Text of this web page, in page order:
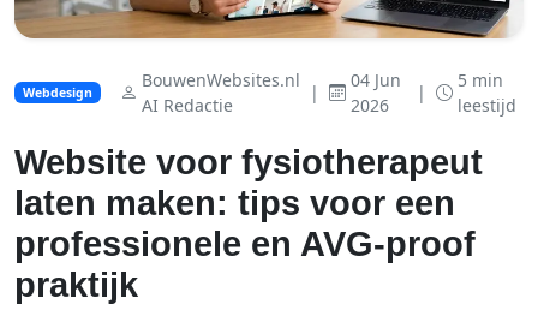
Webdesign
BouwenWebsites.nl
AI Redactie
|
04 Jun
2026
|
5 min
leestijd
Website voor fysiotherapeut
laten maken: tips voor een
professionele en AVG-proof
praktijk